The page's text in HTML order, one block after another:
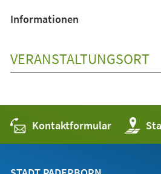
Informationen
VERANSTALTUNGSORT
Kontaktformular (Öffnet
in
einem